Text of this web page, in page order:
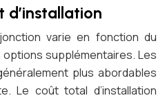
d’installation
varie en fonction du
supplémentaires. Les
plus abordables
Le coût total d’installation